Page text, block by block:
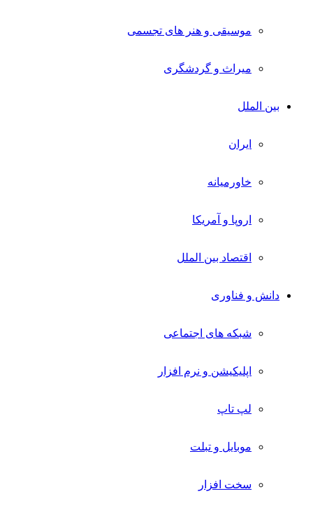
موسیقی و هنر های تجسمی
میراث و گردشگری
بین الملل
ایران
خاورمیانه
اروپا و آمریکا
اقتصاد بین الملل
دانش و فناوری
شبکه های اجتماعی
اپلیکیشن و نرم افزار
لپ تاپ
موبایل و تبلت
سخت افزار